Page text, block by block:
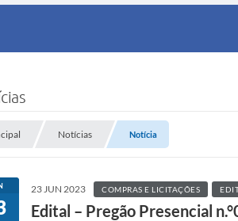
Notícias Notícia
23 JUN 2023 COMPRAS E LICITAÇÕES
Edital – Pregão Presencial